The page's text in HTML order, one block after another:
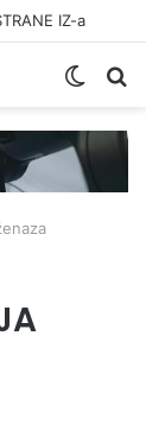
Switch